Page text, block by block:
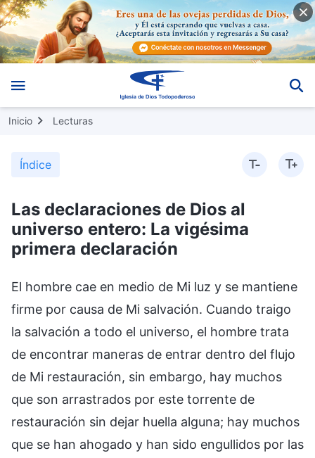
Inicio Lecturas
Índice
Las declaraciones de Dios al
universo entero: La vigésima
primera declaración
El hombre cae en medio de Mi luz y se mantiene
firme por causa de Mi salvación. Cuando traigo
la salvación a todo el universo, el hombre trata
de encontrar maneras de entrar dentro del flujo
de Mi restauración, sin embargo, hay muchos
que son arrastrados por este torrente de
restauración sin dejar huella alguna; hay muchos
que se han ahogado y han sido engullidos por las